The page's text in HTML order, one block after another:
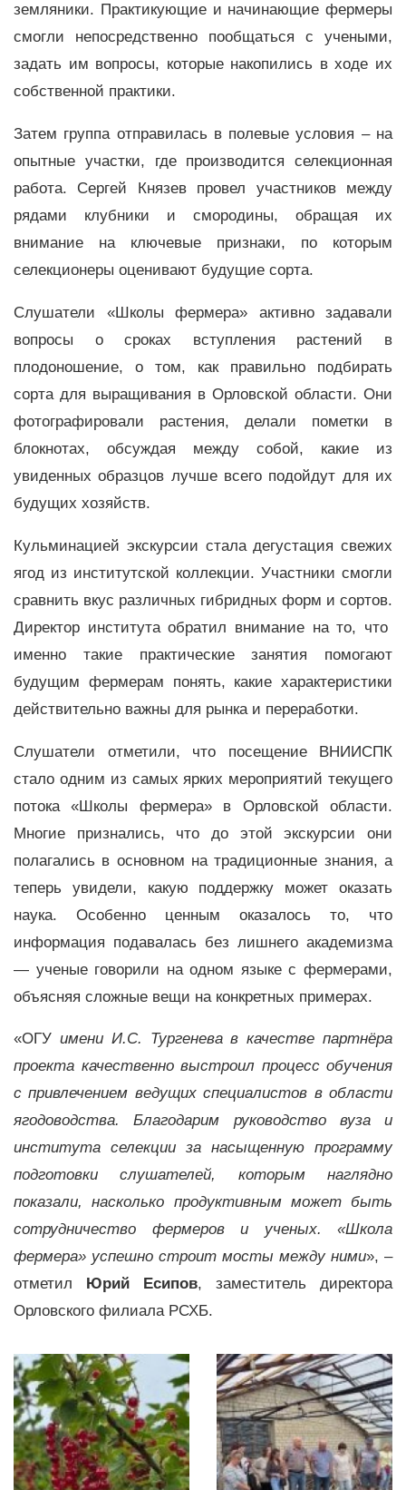
земляники. Практикующие и начинающие фермеры
смогли непосредственно пообщаться с учеными,
задать им вопросы, которые накопились в ходе их
собственной практики.
Затем группа отправилась в полевые условия – на
опытные участки, где производится селекционная
работа. Сергей Князев провел участников между
рядами клубники и смородины, обращая их
внимание на ключевые признаки, по которым
селекционеры оценивают будущие сорта.
Слушатели «Школы фермера» активно задавали
вопросы о сроках вступления растений в
плодоношение, о том, как правильно подбирать
сорта для выращивания в Орловской области. Они
фотографировали растения, делали пометки в
блокнотах, обсуждая между собой, какие из
увиденных образцов лучше всего подойдут для их
будущих хозяйств.
Кульминацией экскурсии стала дегустация свежих
ягод из институтской коллекции. Участники смогли
сравнить вкус различных гибридных форм и сортов.
Директор института обратил внимание на то, что
именно такие практические занятия помогают
будущим фермерам понять, какие характеристики
действительно важны для рынка и переработки.
Слушатели отметили, что посещение ВНИИСПК
стало одним из самых ярких мероприятий текущего
потока «Школы фермера» в Орловской области.
Многие признались, что до этой экскурсии они
полагались в основном на традиционные знания, а
теперь увидели, какую поддержку может оказать
наука. Особенно ценным оказалось то, что
информация подавалась без лишнего академизма
— ученые говорили на одном языке с фермерами,
объясняя сложные вещи на конкретных примерах.
«ОГУ имени И.С. Тургенева в качестве партнёра
проекта качественно выстроил процесс обучения
с привлечением ведущих специалистов в области
ягодоводства. Благодарим руководство вуза и
института селекции за насыщенную программу
подготовки слушателей, которым наглядно
показали, насколько продуктивным может быть
сотрудничество фермеров и ученых. «Школа
фермера» успешно строит мосты между ними», –
отметил
Юрий Есипов, заместитель директора
Орловского филиала РСХБ.